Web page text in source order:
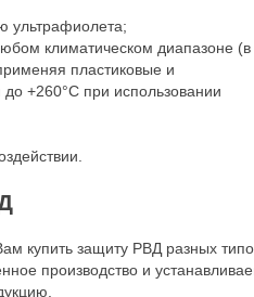
ультрафиолета;
климатическом диапазоне (в
пластиковые и
+260°С при использовании
купить защиту РВД разных
производство и